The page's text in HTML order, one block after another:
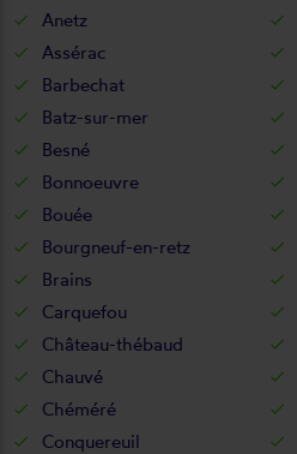
Anetz
Assérac
Barbechat
Batz-sur-mer
Besné
Bonnoeuvre
Bouée
Bourgneuf-en-retz
Brains
Carquefou
Château-thébaud
Chauvé
Chéméré
Conquereuil